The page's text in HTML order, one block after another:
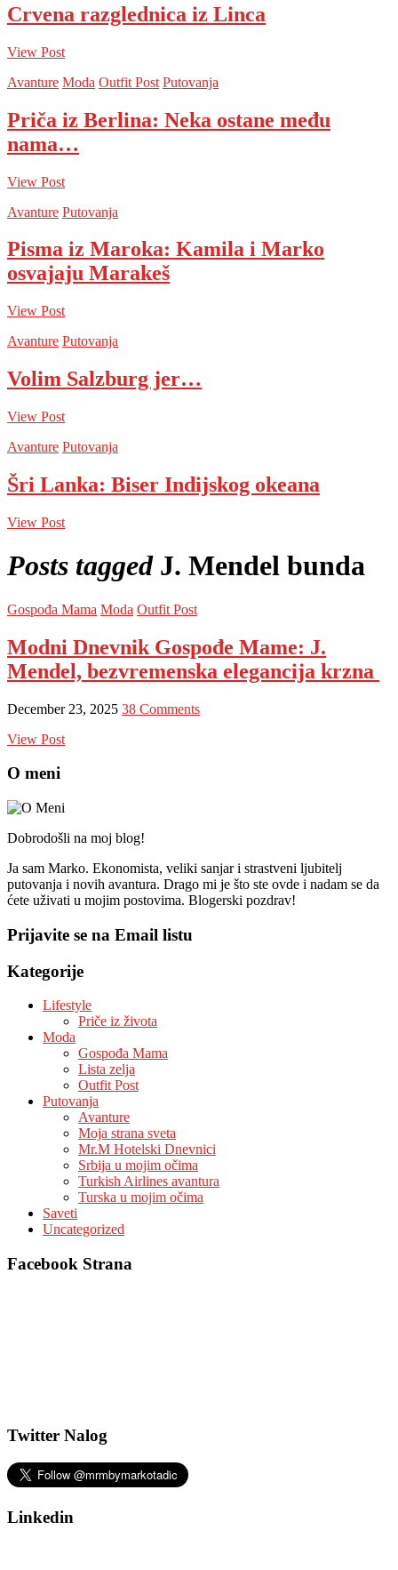
Crvena razglednica iz Linca
View Post
Avanture Moda Outfit Post Putovanja
Priča iz Berlina: Neka ostane među
nama…
View Post
Avanture Putovanja
Pisma iz Maroka: Kamila i Marko
osvajaju Marakeš
View Post
Avanture Putovanja
Volim Salzburg jer…
View Post
Avanture Putovanja
Šri Lanka: Biser Indijskog okeana
View Post
Posts tagged J. Mendel bunda
Gospođa Mama Moda Outfit Post
Modni Dnevnik Gospođe Mame: J.
Mendel, bezvremenska elegancija krzna
December 23, 2025 38 Comments
View Post
O meni
Dobrodošli na moj blog!
Ja sam Marko. Ekonomista, veliki sanjar i strastveni ljubitelj
putovanja i novih avantura. Drago mi je što ste ovde i nadam se da
ćete uživati u mojim postovima. Blogerski pozdrav!
Prijavite se na Email listu
Kategorije
Lifestyle
Priče iz života
Moda
Gospođa Mama
Lista zelja
Outfit Post
Putovanja
Avanture
Moja strana sveta
Mr.M Hotelski Dnevnici
Srbija u mojim očima
Turkish Airlines avantura
Turska u mojim očima
Saveti
Uncategorized
Facebook Strana
Twitter Nalog
Linkedin